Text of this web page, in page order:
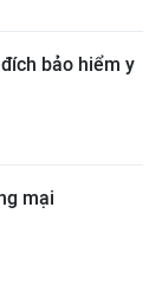
bảo hiểm y
mại